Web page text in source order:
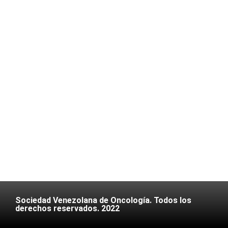
Sociedad Venezolana de Oncología. Todos los
derechos reservados. 2022